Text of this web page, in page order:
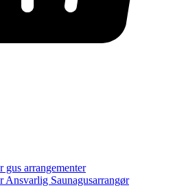
gus arrangementer
Ansvarlig Saunagusarrangør